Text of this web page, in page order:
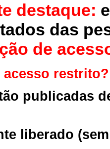
destaque:
das
de
restrito?
publicadas
liberado